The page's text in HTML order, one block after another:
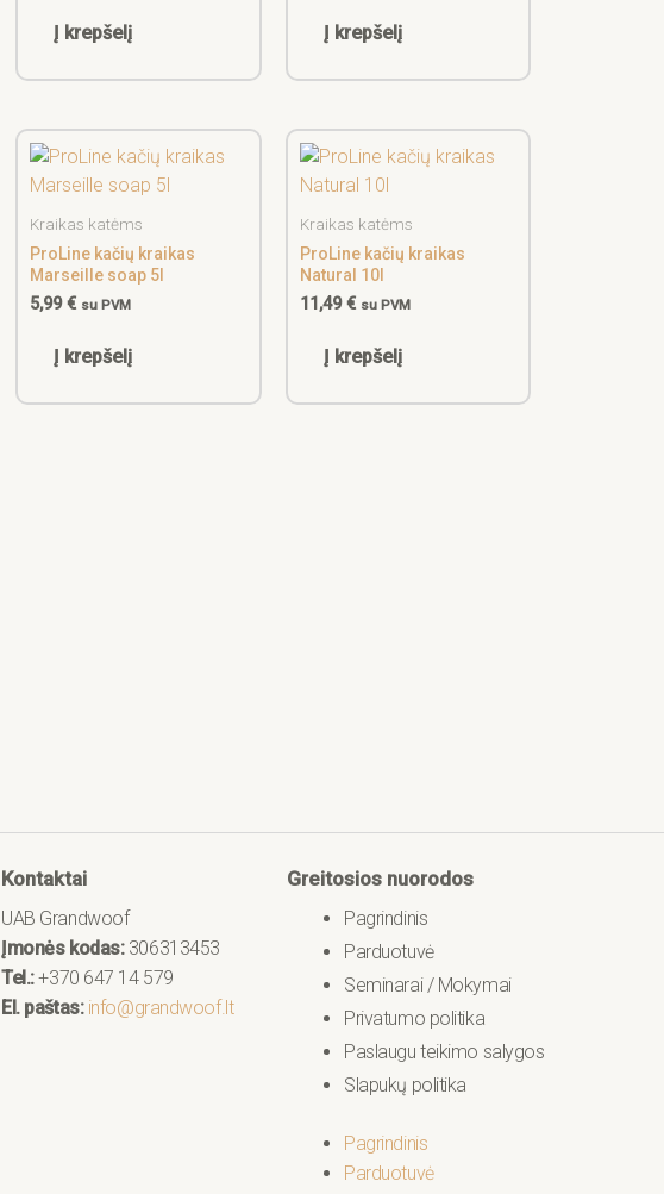
Į krepšelį Į krepšelį
Kraikas katėms
ProLine kačių kraikas
Marseille soap 5l
5,99€ su PVM
Į krepšelį
Kraikas katėms
ProLine kačių kraikas
Natural 10l
11,49€ su PVM
Į krepšelį
Kontaktai
UAB Grandwoof
Įmonės kodas:306313453
Tel.:+370 647 14 579
El. paštas: info@grandwoof.lt
Greitosios nuorodos
Pagrindinis
Parduotuvė
Seminarai / Mokymai
Privatumo politika
Paslaugu teikimo salygos
Slapukų politika
Pagrindinis
Parduotuvė